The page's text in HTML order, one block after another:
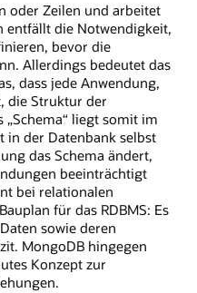
oder Zeilen und arbeitet
entfällt die Notwendigkeit,
bevor die
Allerdings bedeutet das
dass jede Anwendung,
die Struktur der
liegt somit im
in der Datenbank selbst
das Schema ändert,
beeinträchtigt
bei relationalen
für das RDBMS: Es
sowie deren
MongoDB hingegen
Konzept zur